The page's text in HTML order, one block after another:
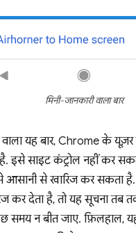
मिनी-जानकारी वाला बार
वाला यह बार, Chrome के
इसे साइट कंट्रोल नहीं कर
आसानी से खारिज कर सकता
कर देता है, तो यह सूचना तब
न बीत जाए. फ़िलहाल,